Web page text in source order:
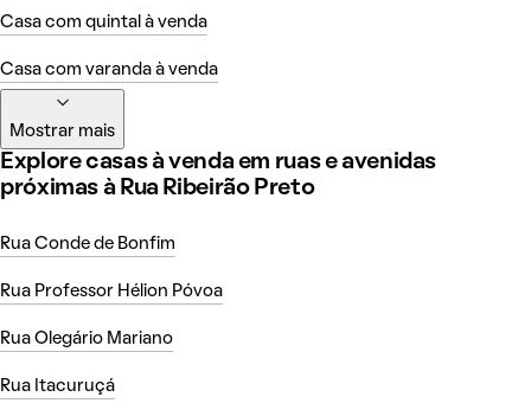
Casa com quintal à venda
Casa com varanda à venda
Mostrar mais
Explore casas à venda em ruas e avenidas
próximas à Rua Ribeirão Preto
Rua Conde de Bonfim
Rua Professor Hélion Póvoa
Rua Olegário Mariano
Rua Itacuruçá